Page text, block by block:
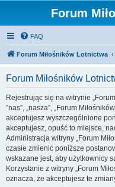
Forum
FAQ
Forum Miłośników Lotnictwa
Forum Miłośników
Rejestrując się na witrynie
”nas”, „nasza”, „Forum
akceptujesz wyszczególnione
akceptujesz, opuść to miejsce,
Administracja witryny „Forum
czasie zmienić poniższe
wskazane jest, aby użytkownicy
Korzystanie z witryny „Forum
oznacza, że akceptujesz te